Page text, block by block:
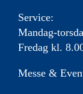
Service:
Mandag-
Fredag kl.
Messe &